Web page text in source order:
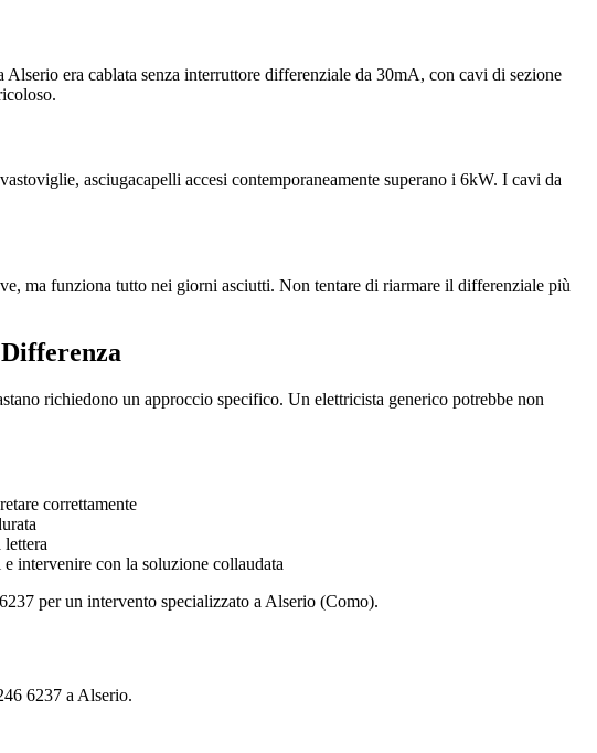
era cablata senza interruttore differenziale da 30mA, con cavi di sezione
asciugacapelli accesi contemporaneamente superano i 6kW. I cavi da
ma funziona tutto nei giorni asciutti. Non tentare di riarmare il differenziale più
richiedono un approccio specifico. Un elettricista generico potrebbe non
correttamente
intervenire con la soluzione collaudata
per un intervento specializzato a Alserio (Como).
6237 a Alserio.